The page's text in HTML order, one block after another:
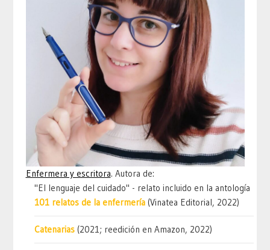
Enfermera y escritora. Autora de:
"El lenguaje del cuidado" - relato incluido en la antología
101 relatos de la enfermería (Vinatea Editorial, 2022)
Catenarias (2021; reedición en Amazon, 2022)